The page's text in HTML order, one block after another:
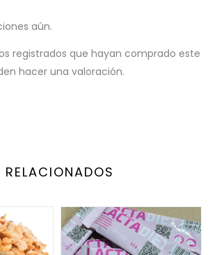
aún.
registrados que hayan comprado este
hacer una valoración.